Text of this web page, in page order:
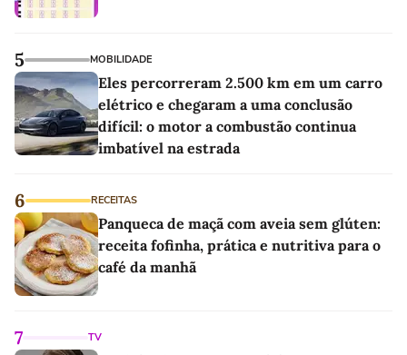
5 MOBILIDADE
Eles percorreram 2.500 km em um carro
elétrico e chegaram a uma conclusão
difícil: o motor a combustão continua
imbatível na estrada
6 RECEITAS
Panqueca de maçã com aveia sem glúten:
receita fofinha, prática e nutritiva para o
café da manhã
7 TV